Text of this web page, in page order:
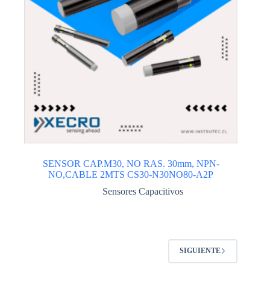
SENSOR CAP.M30, NO RAS. 30mm, NPN-
NO,CABLE 2MTS CS30-N30NO80-A2P
Sensores Capacitivos
SIGUIENTE